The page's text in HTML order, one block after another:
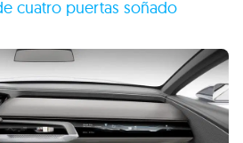
cuatro puertas soñado